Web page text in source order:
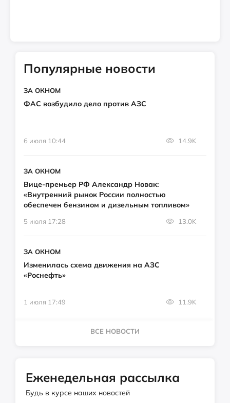
Популярные новости
ЗА ОКНОМ
ФАС возбудило дело против АЗС
6 июля 10:44 14.9K
ЗА ОКНОМ
Вице-премьер РФ Александр Новак:
«Внутренний рынок России полностью
обеспечен бензином и дизельным топливом»
5 июля 17:28 13.0K
ЗА ОКНОМ
Изменилась схема движения на АЗС
«Роснефть»
1 июля 17:49 11.9K
ВСЕ НОВОСТИ
Еженедельная рассылка
Будь в курсе наших новостей